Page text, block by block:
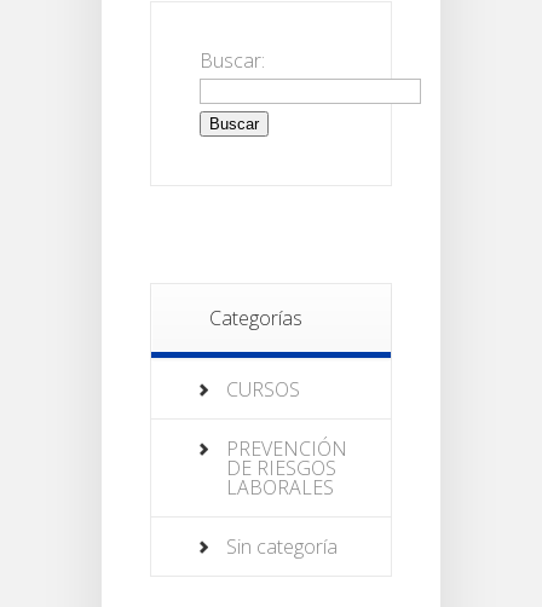
Buscar:
Categorías
CURSOS
PREVENCIÓN
DE RIESGOS
LABORALES
Sin categoría